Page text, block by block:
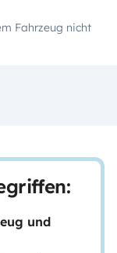
Fahrzeug nicht
und